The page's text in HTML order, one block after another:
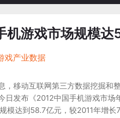
机游戏市场规模达
戏产业数据
，移动互联网第三方数据挖掘和
日发布《2012中国手机游戏市场
模达到58.7亿元，较2011年增